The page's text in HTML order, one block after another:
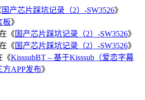
国产芯片踩坑记录（2）-SW3526》
板》
《 国产芯片踩坑记录（2）-SW3526》
《 国产芯片踩坑记录（2）-SW3526》
《KisssubBT – 基于Kisssub（爱恋字幕
APP发布》